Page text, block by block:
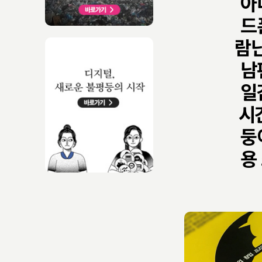
람
시
둥